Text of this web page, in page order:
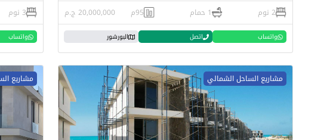
2 نوم 1 حمام 95م 20,000,000 ج.م
واتساب اتصل البورشور
3 نوم
واتساب
مشاريع الساحل الشمالي مشاريع